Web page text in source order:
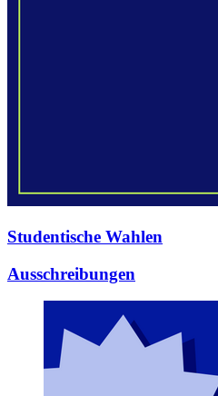
Studentische Wahlen
Ausschreibungen